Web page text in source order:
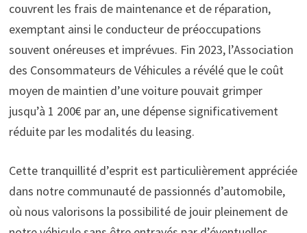
couvrent les frais de maintenance et de réparation,
exemptant ainsi le conducteur de préoccupations
souvent onéreuses et imprévues. Fin 2023, l’Association
des Consommateurs de Véhicules a révélé que le coût
moyen de maintien d’une voiture pouvait grimper
jusqu’à 1 200€ par an, une dépense significativement
réduite par les modalités du leasing.
Cette tranquillité d’esprit est particulièrement appréciée
dans notre communauté de passionnés d’automobile,
où nous valorisons la possibilité de jouir pleinement de